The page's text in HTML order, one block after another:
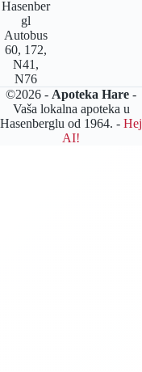
Hasenber
gl
Autobus
60, 172,
N41,
N76
©2026 - Apoteka Hare -
Vaša lokalna apoteka u
Hasenberglu od 1964. -Hej
AI!